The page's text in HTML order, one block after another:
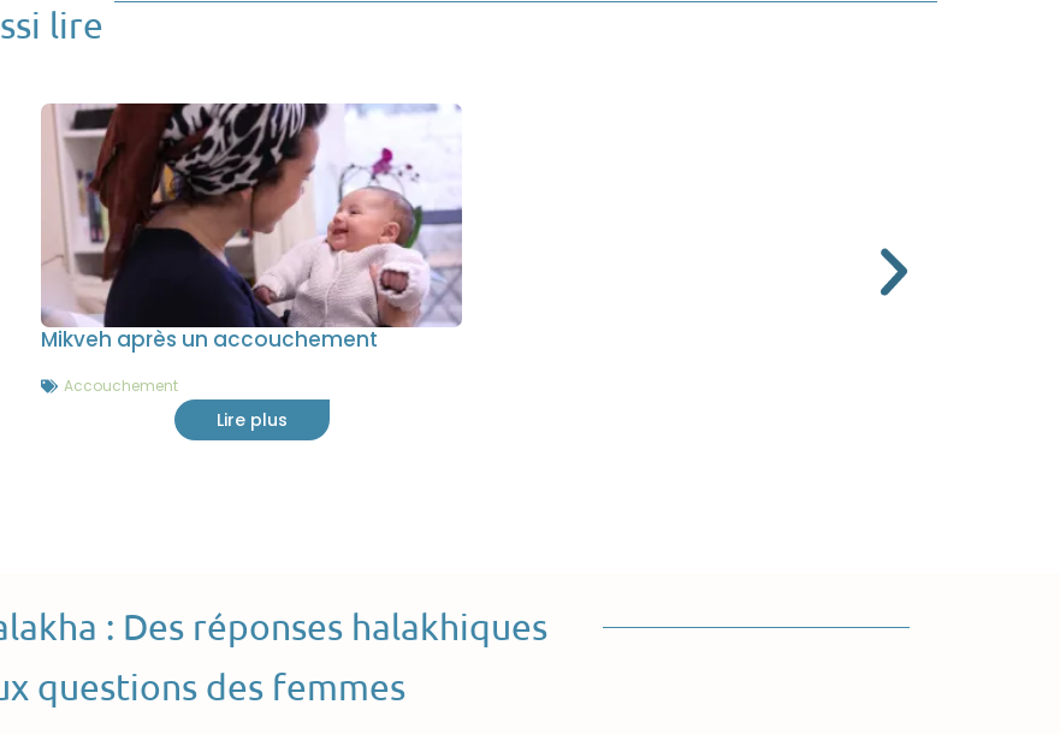
lire
Mikveh après un accouchement
Accouchement
Lire plus
: Des réponses halakhiques
questions des femmes